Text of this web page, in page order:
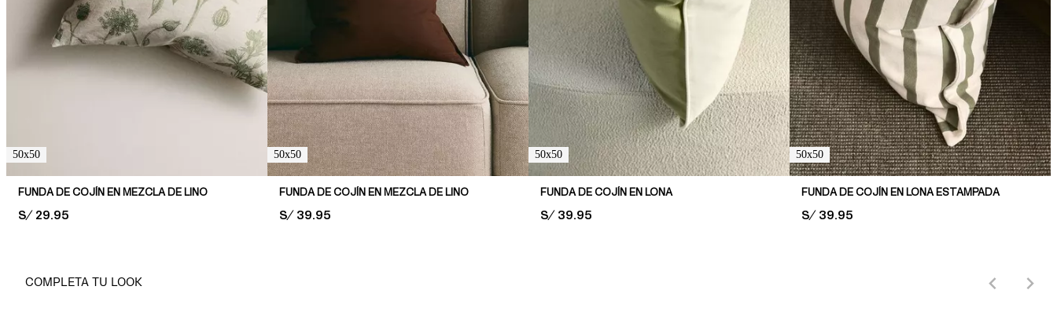
50x50
FUNDA DE COJÍN EN MEZCLA DE LINO
PRICE:
S/ 29.95
50x50
FUNDA DE COJÍN EN MEZCLA DE LINO
PRICE:
S/ 39.95
50x50
FUNDA DE COJÍN EN LONA
PRICE:
S/ 39.95
50x50
FUNDA DE COJÍN EN LONA ESTAMPADA
PRICE:
S/ 39.95
COMPLETA TU LOOK